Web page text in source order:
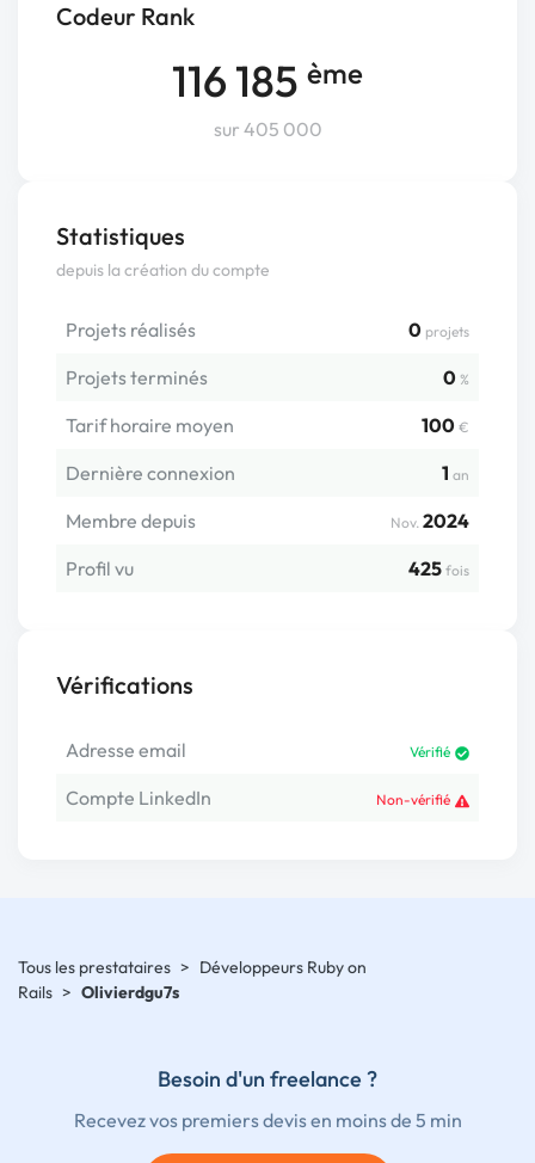
Codeur Rank
116 185 ème
sur 405 000
Statistiques
depuis la création du compte
Projets réalisés 0 projets
Projets terminés 0 %
Tarif horaire moyen 100 €
Dernière connexion 1 an
Membre depuis Nov. 2024
Profil vu
425 fois
Vérifications
Adresse email Vérifié
Compte LinkedIn Non-vérifié
Tous les prestataires > Développeurs Ruby on
Rails > Olivierdgu7s
Besoin d'un freelance ?
Recevez vos premiers devis en moins de 5 min